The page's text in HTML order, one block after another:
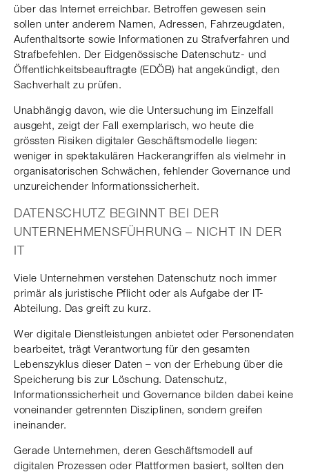
über das Internet erreichbar. Betroffen gewesen sein
sollen unter anderem Namen, Adressen, Fahrzeugdaten,
Aufenthaltsorte sowie Informationen zu Strafverfahren und
Strafbefehlen. Der Eidgenössische Datenschutz- und
Öffentlichkeitsbeauftragte (EDÖB) hat angekündigt, den
Sachverhalt zu prüfen.
Unabhängig davon, wie die Untersuchung im Einzelfall
ausgeht, zeigt der Fall exemplarisch, wo heute die
grössten Risiken digitaler Geschäftsmodelle liegen:
weniger in spektakulären Hackerangriffen als vielmehr in
organisatorischen Schwächen, fehlender Governance und
unzureichender Informationssicherheit.
DATENSCHUTZ BEGINNT BEI DER
UNTERNEHMENSFÜHRUNG – NICHT IN DER
IT
Viele Unternehmen verstehen Datenschutz noch immer
primär als juristische Pflicht oder als Aufgabe der IT-
Abteilung. Das greift zu kurz.
Wer digitale Dienstleistungen anbietet oder Personendaten
bearbeitet, trägt Verantwortung für den gesamten
Lebenszyklus dieser Daten – von der Erhebung über die
Speicherung bis zur Löschung. Datenschutz,
Informationssicherheit und Governance bilden dabei keine
voneinander getrennten Disziplinen, sondern greifen
ineinander.
Gerade Unternehmen, deren Geschäftsmodell auf
digitalen Prozessen oder Plattformen basiert, sollten den